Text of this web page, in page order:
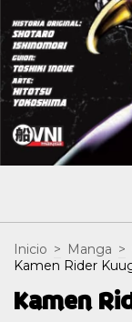
Inicio > Manga >
Kamen Rider
Kamen